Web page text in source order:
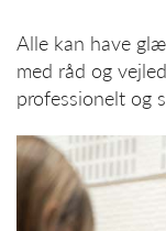
Alle kan have
med råd og
professionelt og